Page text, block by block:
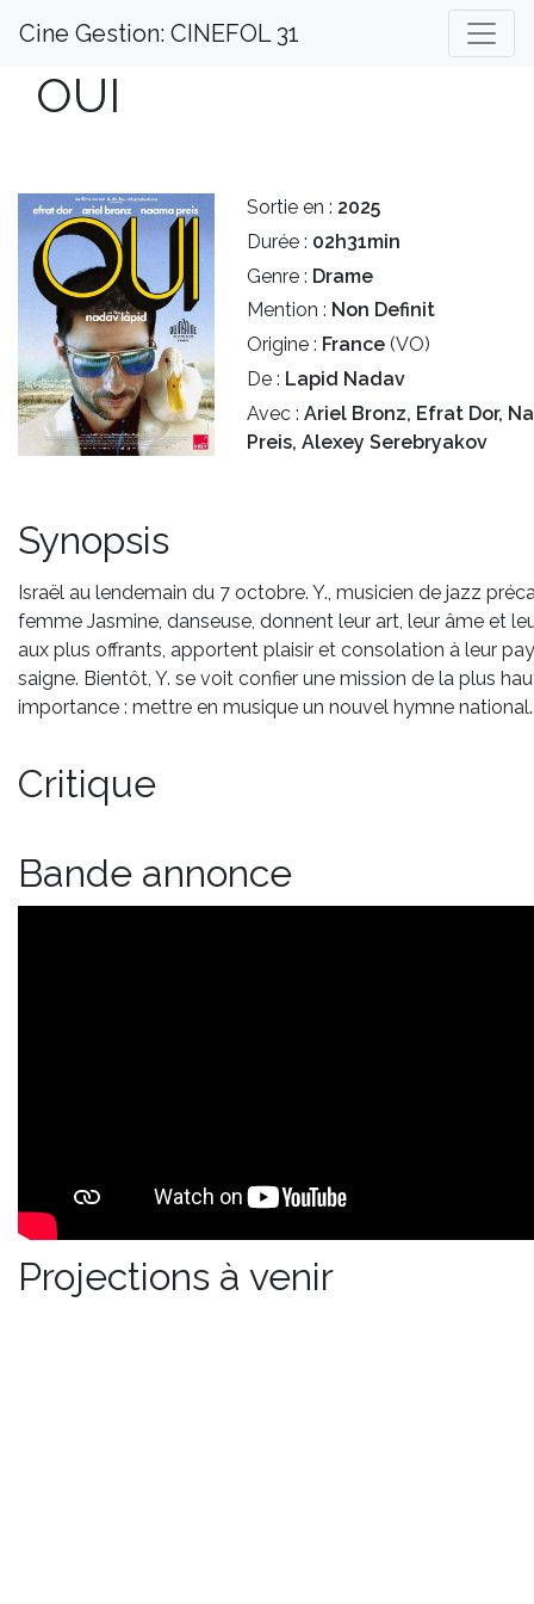
Cine Gestion: CINEFOL 31
OUI
Sortie en : 2025
Durée : 02h31min
Genre : Drame
Mention : Non Definit
Origine : France (VO)
De : Lapid Nadav
Avec : Ariel Bronz, Efrat Dor,
Preis, Alexey Serebryakov
Synopsis
Israël au lendemain du 7 octobre. Y., musicien de jazz
femme Jasmine, danseuse, donnent leur art, leur âme et
aux plus offrants, apportent plaisir et consolation à leur
saigne. Bientôt, Y. se voit confier une mission de la plus
importance : mettre en musique un nouvel hymne national.
Critique
Bande annonce
Projections à venir